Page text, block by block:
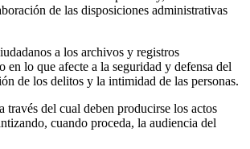
de las disposiciones administrativas
a los archivos y registros
en lo que afecte a la seguridad y defensa del
de los delitos y la intimidad de las personas.
través del cual deben producirse los actos
cuando proceda, la audiencia del